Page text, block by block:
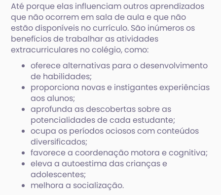
Até porque elas influenciam outros aprendizados
que não ocorrem em sala de aula e que não
estão disponíveis no currículo. São inúmeros os
benefícios de trabalhar as atividades
extracurriculares no colégio, como:
oferece alternativas para o desenvolvimento
de habilidades;
proporciona novas e instigantes experiências
aos alunos;
aprofunda as descobertas sobre as
potencialidades de cada estudante;
ocupa os períodos ociosos com conteúdos
diversificados;
favorece a coordenação motora e cognitiva;
eleva a autoestima das crianças e
adolescentes;
melhora a socialização.